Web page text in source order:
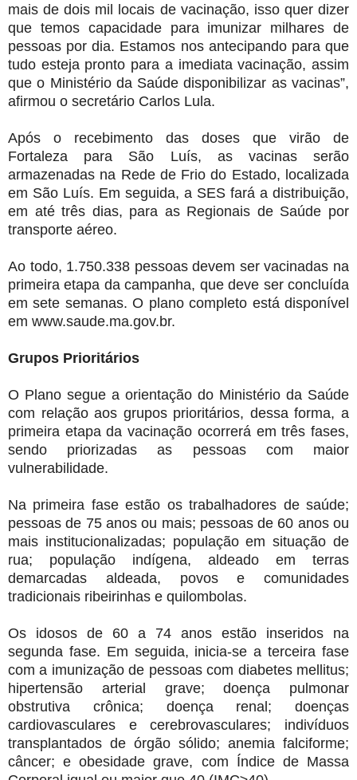
mais de dois mil locais de vacinação, isso quer dizer
que temos capacidade para imunizar milhares de
pessoas por dia. Estamos nos antecipando para que
tudo esteja pronto para a imediata vacinação, assim
que o Ministério da Saúde disponibilizar as vacinas”,
afirmou o secretário Carlos Lula.
Após o recebimento das doses que virão de
Fortaleza para São Luís, as vacinas serão
armazenadas na Rede de Frio do Estado, localizada
em São Luís. Em seguida, a SES fará a distribuição,
em até três dias, para as Regionais de Saúde por
transporte aéreo.
Ao todo, 1.750.338 pessoas devem ser vacinadas na
primeira etapa da campanha, que deve ser concluída
em sete semanas. O plano completo está disponível
em www.saude.ma.gov.br.
Grupos Prioritários
O Plano segue a orientação do Ministério da Saúde
com relação aos grupos prioritários, dessa forma, a
primeira etapa da vacinação ocorrerá em três fases,
sendo priorizadas as pessoas com maior
vulnerabilidade.
Na primeira fase estão os trabalhadores de saúde;
pessoas de 75 anos ou mais; pessoas de 60 anos ou
mais institucionalizadas; população em situação de
rua; população indígena, aldeado em terras
demarcadas aldeada, povos e comunidades
tradicionais ribeirinhas e quilombolas.
Os idosos de 60 a 74 anos estão inseridos na
segunda fase. Em seguida, inicia-se a terceira fase
com a imunização de pessoas com diabetes mellitus;
hipertensão arterial grave; doença pulmonar
obstrutiva crônica; doença renal; doenças
cardiovasculares e cerebrovasculares; indivíduos
transplantados de órgão sólido; anemia falciforme;
câncer; e obesidade grave, com Índice de Massa